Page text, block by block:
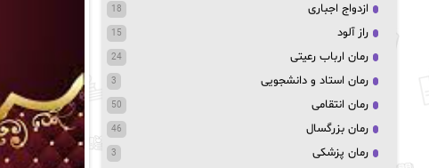
ازدواج اجباری 18
راز آلود 15
رمان ارباب رعیتی 24
رمان استاد و دانشجویی 3
رمان انتقامی 50
رمان بزرگسال 46
رمان پزشکی 3